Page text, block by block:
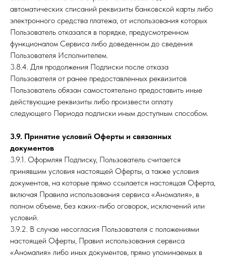
автоматических списаний реквизиты банковской карты либо
электронного средства платежа, от использования которых
Пользователь отказался в порядке, предусмотренном
функционалом Сервиса либо доведенном до сведения
Пользователя Исполнителем.
3.8.4. Для продолжения Подписки после отказа
Пользователя от ранее предоставленных реквизитов
Пользователь обязан самостоятельно предоставить иные
действующие реквизиты либо произвести оплату
следующего Периода подписки иным доступным способом.
3.9. Принятие условий Оферты и связанных
документов
3.9.1. Оформляя Подписку, Пользователь считается
принявшим условия настоящей Оферты, а также условия
документов, на которые прямо ссылается настоящая Оферта,
включая Правила использования сервиса «Аномалия», в
полном объеме, без каких-либо оговорок, исключений или
условий.
3.9.2. В случае несогласия Пользователя с положениями
настоящей Оферты, Правил использования сервиса
«Аномалия» либо иных документов, прямо упоминаемых в